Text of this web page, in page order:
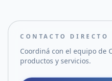
CONTACTO DIRECTO
Coordiná con el equipo de
productos y servicios.